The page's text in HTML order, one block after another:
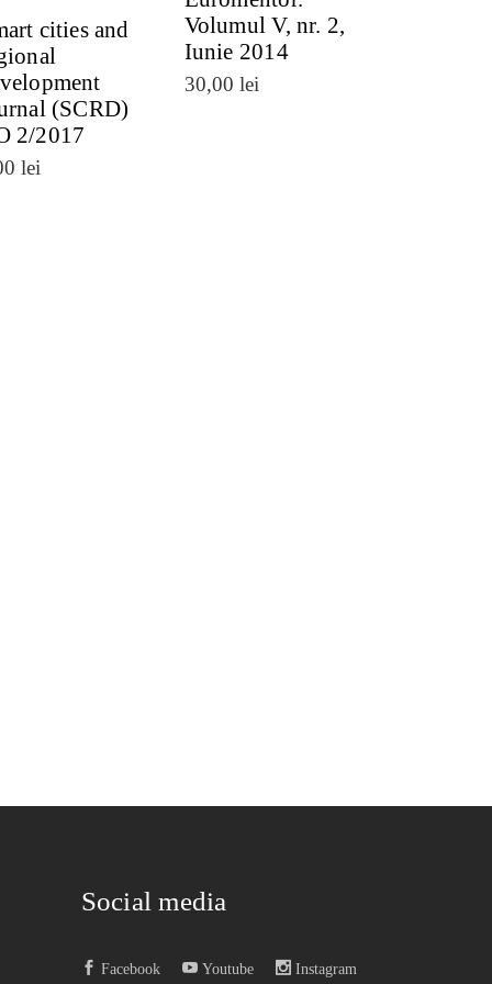
cities and
(SCRD)
2/2017
lei
Volumul V, nr. 2,
Iunie 2014
30,00 lei
Social media
Facebook Youtube Instagram